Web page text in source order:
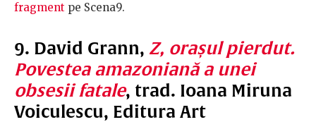
fragment pe Scena9.
9. David Grann, Z, orașul pierdut.
Povestea amazoniană a unei
obsesii fatale, trad. Ioana Miruna
Voiculescu, Editura Art